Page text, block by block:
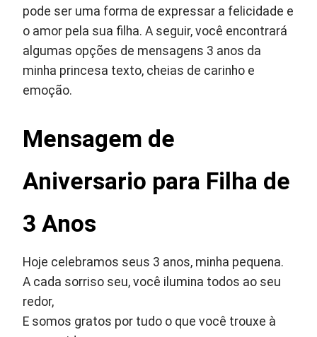
pode ser uma forma de expressar a felicidade e
o amor pela sua filha. A seguir, você encontrará
algumas opções de mensagens 3 anos da
minha princesa texto, cheias de carinho e
emoção.
Mensagem de
Aniversario para Filha de
3 Anos
Hoje celebramos seus 3 anos, minha pequena.
A cada sorriso seu, você ilumina todos ao seu
redor,
E somos gratos por tudo o que você trouxe à